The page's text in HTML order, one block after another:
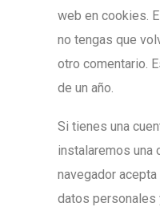
web en cookies.
no tengas que
otro comentario.
de un año.
Si tienes una
instalaremos una
navegador
datos personales